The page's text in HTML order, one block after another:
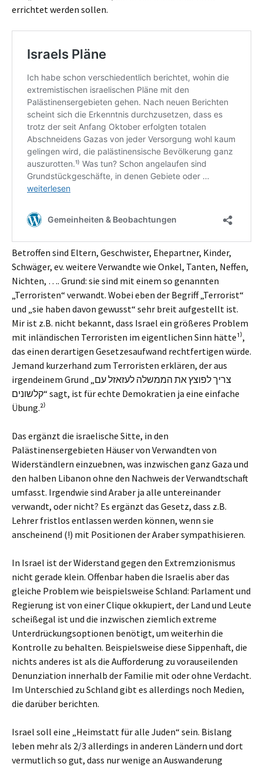
errichtet werden sollen.
Betroffen sind Eltern, Geschwister, Ehepartner, Kinder,
Schwäger, ev. weitere Verwandte wie Onkel, Tanten, Neffen,
Nichten, …. Grund: sie sind mit einem so genannten
„Terroristen“ verwandt. Wobei eben der Begriff „Terrorist“
und „sie haben davon gewusst“ sehr breit aufgestellt ist.
Mir ist z.B. nicht bekannt, dass Israel ein größeres Problem
mit inländischen Terroristen im eigentlichen Sinn hätte¹⁾,
das einen derartigen Gesetzesaufwand rechtfertigen würde.
Jemand kurzerhand zum Terroristen erklären, der aus
irgendeinem Grund „צריך לפוצץ את הממשלה לעזאזל עם
קלשונים“ sagt, ist für echte Demokratien ja eine einfache
Übung.²⁾
Das ergänzt die israelische Sitte, in den
Palästinensergebieten Häuser von Verwandten von
Widerständlern einzuebnen, was inzwischen ganz Gaza und
den halben Libanon ohne den Nachweis der Verwandtschaft
umfasst. Irgendwie sind Araber ja alle untereinander
verwandt, oder nicht? Es ergänzt das Gesetz, dass z.B.
Lehrer fristlos entlassen werden können, wenn sie
anscheinend (!) mit Positionen der Araber sympathisieren.
In Israel ist der Widerstand gegen den Extremzionismus
nicht gerade klein. Offenbar haben die Israelis aber das
gleiche Problem wie beispielsweise Schland: Parlament und
Regierung ist von einer Clique okkupiert, der Land und Leute
scheißegal ist und die inzwischen ziemlich extreme
Unterdrückungsoptionen benötigt, um weiterhin die
Kontrolle zu behalten. Beispielsweise diese Sippenhaft, die
nichts anderes ist als die Aufforderung zu vorauseilenden
Denunziation innerhalb der Familie mit oder ohne Verdacht.
Im Unterschied zu Schland gibt es allerdings noch Medien,
die darüber berichten.
Israel soll eine „Heimstatt für alle Juden“ sein. Bislang
leben mehr als 2/3 allerdings in anderen Ländern und dort
vermutlich so gut, dass nur wenige an Auswanderung